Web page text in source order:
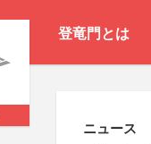
登竜門とは
ニュース